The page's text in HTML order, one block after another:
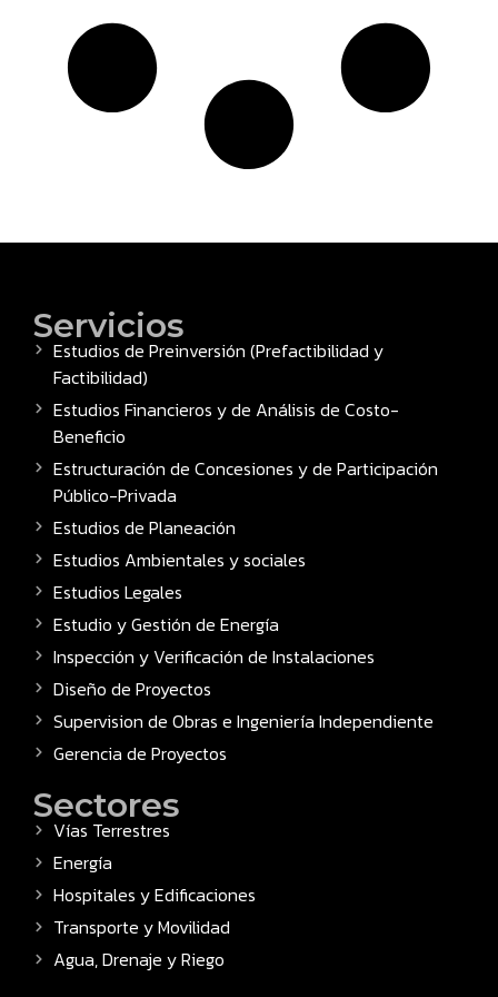
Servicios
Estudios de Preinversión (Prefactibilidad y
Factibilidad)
Estudios Financieros y de Análisis de Costo-
Beneficio
Estructuración de Concesiones y de Participación
Público-Privada
Estudios de Planeación
Estudios Ambientales y sociales
Estudios Legales
Estudio y Gestión de Energía
Inspección y Verificación de Instalaciones
Diseño de Proyectos
Supervision de Obras e Ingeniería Independiente
Gerencia de Proyectos
Sectores
Vías Terrestres
Energía
Hospitales y Edificaciones
Transporte y Movilidad
Agua, Drenaje y Riego